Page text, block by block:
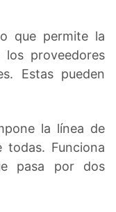
que permite la
proveedores
Estas pueden
la línea de
todas. Funciona
pasa por dos